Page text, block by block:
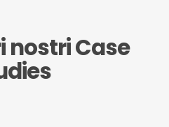
nostri Case